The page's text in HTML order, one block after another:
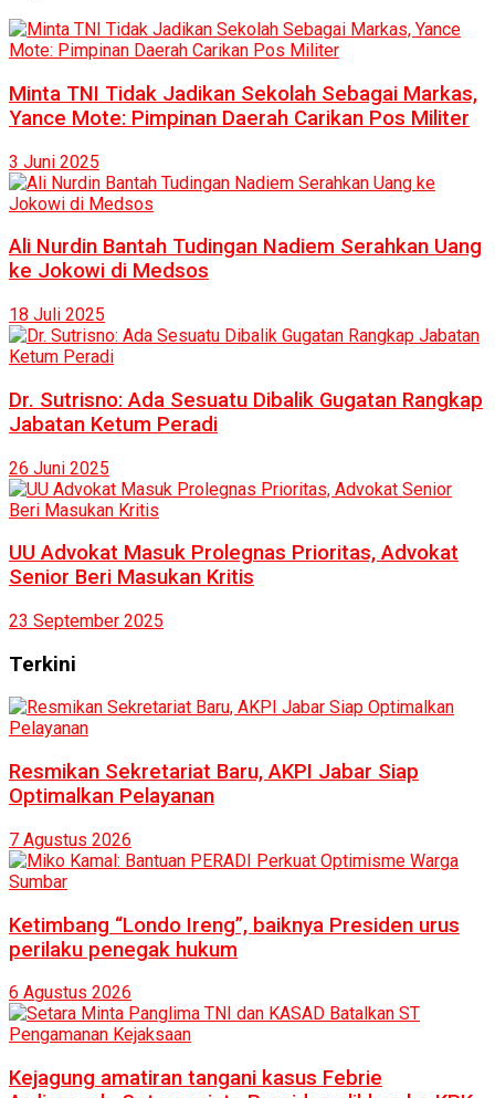
Minta TNI Tidak Jadikan Sekolah Sebagai Markas,
Yance Mote: Pimpinan Daerah Carikan Pos Militer
3 Juni 2025
Ali Nurdin Bantah Tudingan Nadiem Serahkan Uang
ke Jokowi di Medsos
18 Juli 2025
Dr. Sutrisno: Ada Sesuatu Dibalik Gugatan Rangkap
Jabatan Ketum Peradi
26 Juni 2025
UU Advokat Masuk Prolegnas Prioritas, Advokat
Senior Beri Masukan Kritis
23 September 2025
Terkini
Resmikan Sekretariat Baru, AKPI Jabar Siap
Optimalkan Pelayanan
7 Agustus 2026
Ketimbang “Londo Ireng”, baiknya Presiden urus
perilaku penegak hukum
6 Agustus 2026
Kejagung amatiran tangani kasus Febrie